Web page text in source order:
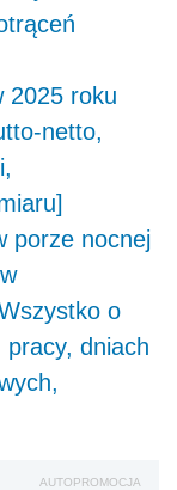
2025 roku
netto,
porze nocnej
o
dniach
AUTOPROMOCJA